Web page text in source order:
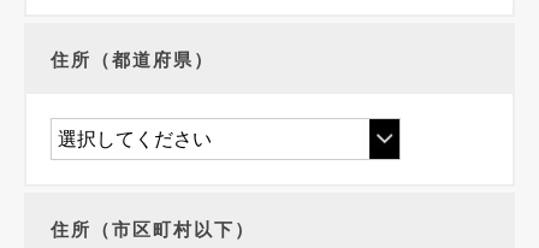
住所（都道府県）
住所（市区町村以下）